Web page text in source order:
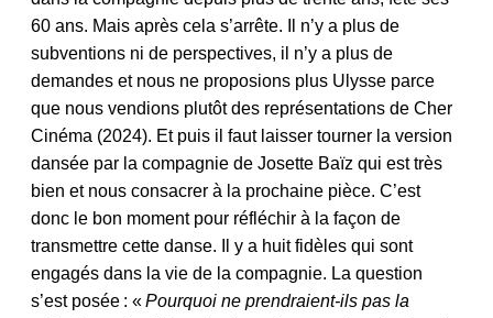
60 ans. Mais après cela s’arrête. Il n’y a plus de
subventions ni de perspectives, il n’y a plus de
demandes et nous ne proposions plus Ulysse parce
que nous vendions plutôt des représentations de Cher
Cinéma (2024). Et puis il faut laisser tourner la version
dansée par la compagnie de Josette Baïz qui est très
bien et nous consacrer à la prochaine pièce. C’est
donc le bon moment pour réfléchir à la façon de
transmettre cette danse. Il y a huit fidèles qui sont
engagés dans la vie de la compagnie. La question
s’est posée : «Pourquoi ne prendraient-ils pas la